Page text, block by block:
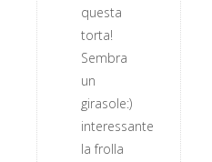
questa
torta!
Sembra
un
girasole:)
interessante
la frolla